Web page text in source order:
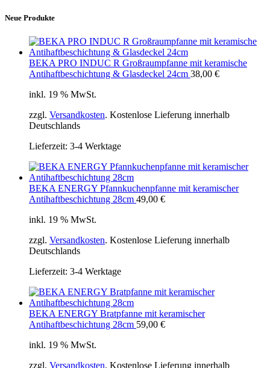
Neue Produkte
BEKA PRO INDUC R Großraumpfanne mit keramische
Antihaftbeschichtung & Glasdeckel 24cm 38,00 €
inkl. 19 % MwSt.
zzgl. Versandkosten. Kostenlose Lieferung innerhalb
Deutschlands
Lieferzeit: 3-4 Werktage
BEKA ENERGY Pfannkuchenpfanne mit keramischer
Antihaftbeschichtung 28cm 49,00 €
inkl. 19 % MwSt.
zzgl. Versandkosten. Kostenlose Lieferung innerhalb
Deutschlands
Lieferzeit: 3-4 Werktage
BEKA ENERGY Bratpfanne mit keramischer
Antihaftbeschichtung 28cm 59,00 €
inkl. 19 % MwSt.
zzgl. Versandkosten. Kostenlose Lieferung innerhalb